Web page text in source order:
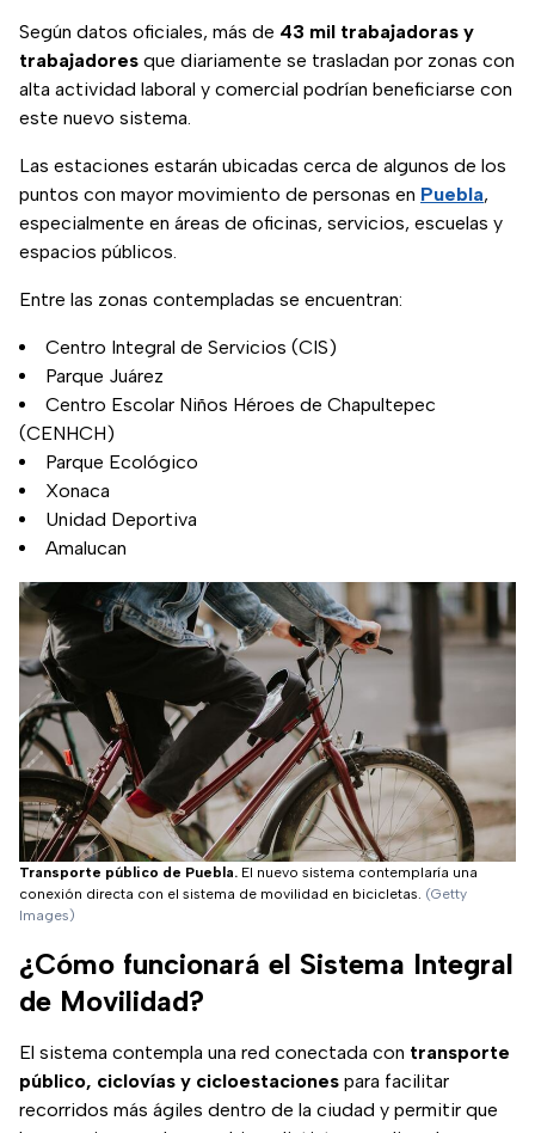
Según datos oficiales, más de 43 mil trabajadoras y
trabajadores que diariamente se trasladan por zonas con
alta actividad laboral y comercial podrían beneficiarse con
este nuevo sistema.
Las estaciones estarán ubicadas cerca de algunos de los
puntos con mayor movimiento de personas en Puebla,
especialmente en áreas de oficinas, servicios, escuelas y
espacios públicos.
Entre las zonas contempladas se encuentran:
Centro Integral de Servicios (CIS)
Parque Juárez
Centro Escolar Niños Héroes de Chapultepec
(CENHCH)
Parque Ecológico
Xonaca
Unidad Deportiva
Amalucan
Transporte público de Puebla. El nuevo sistema contemplaría una
conexión directa con el sistema de movilidad en bicicletas. (Getty
Images)
¿Cómo funcionará el Sistema Integral
de Movilidad?
El sistema contempla una red conectada con transporte
público, ciclovías y cicloestaciones para facilitar
recorridos más ágiles dentro de la ciudad y permitir que